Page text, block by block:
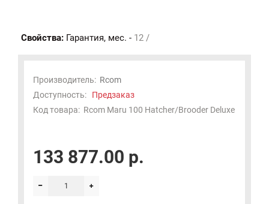
Свойства: Гарантия, мес. - 12 /
Производитель: Rcom
Доступность: Предзаказ
Код товара: Rcom Maru 100 Hatcher/Brooder Deluxe
133 877.00 р.